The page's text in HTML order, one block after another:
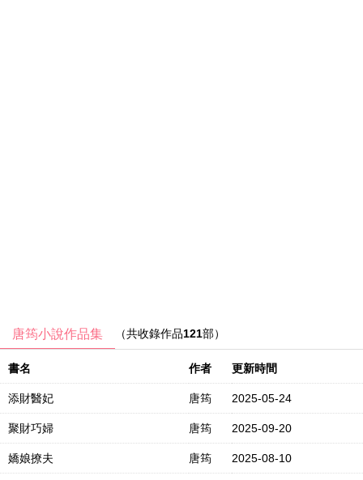
唐筠小說作品集 （共收錄作品121部）
書名 作者 更新時間
添財醫妃 唐筠 2025-05-24
聚財巧婦 唐筠 2025-09-20
嬌娘撩夫 唐筠 2025-08-10